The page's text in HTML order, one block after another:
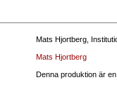
Mats Hjortberg,
Mats Hjortberg
Denna produktion är